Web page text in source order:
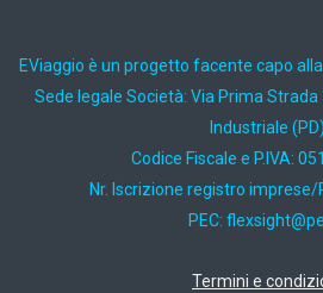
EViaggio è un progetto facente capo alla
Sede legale Società: Via Prima
Industriale (PD)
Codice Fiscale e P.IVA:
Nr. Iscrizione registro imprese/
PEC:
Termini e